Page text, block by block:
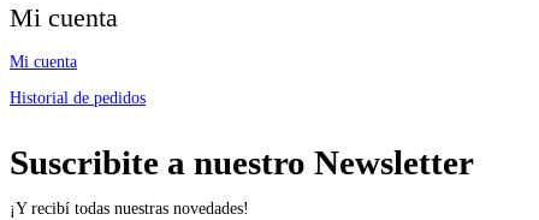
Mi cuenta
Mi cuenta
Historial de pedidos
Suscribite a nuestro Newsletter
¡Y recibí todas nuestras novedades!